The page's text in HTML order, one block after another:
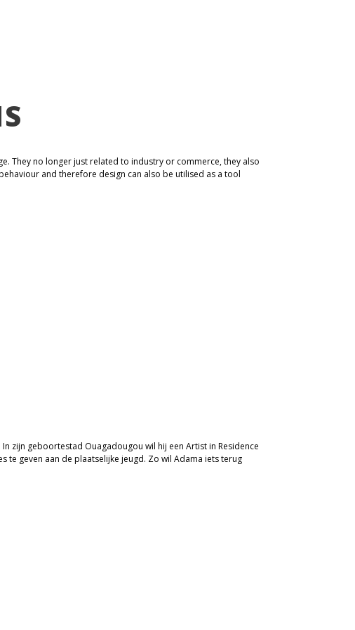
They no longer just related to industry or commerce, they also
and therefore design can also be utilised as a tool
zijn geboortestad Ouagadougou wil hij een Artist in Residence
te geven aan de plaatselijke jeugd. Zo wil Adama iets terug